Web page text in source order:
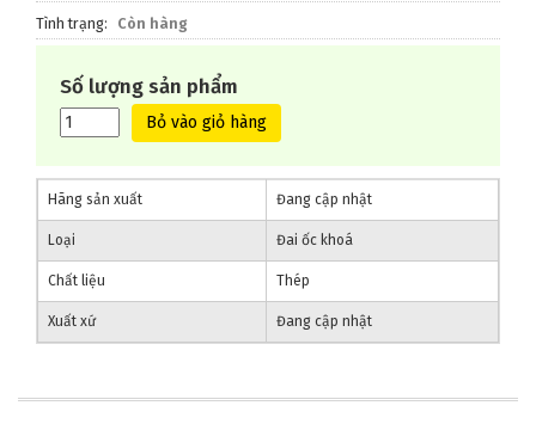
Tình trạng Còn hàng
Số lượng sản phẩm
Bỏ vào giỏ hàng
Hãng sản xuất Đang cập nhật
Loại Đai ốc khoá
Chất liệu Thép
Xuất xứ Đang cập nhật